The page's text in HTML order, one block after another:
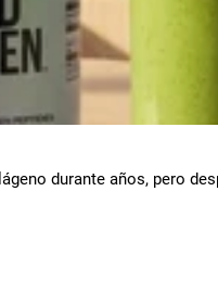
durante años, pero